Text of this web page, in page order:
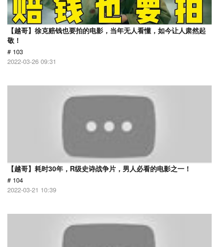
【越哥】徐克赔钱也要拍的电影，当年无人看懂，如今让人肃然起
敬！
# 103
2022-03-26 09:31
【越哥】耗时30年，R级史诗战争片，男人必看的电影之一！
# 104
2022-03-21 10:39